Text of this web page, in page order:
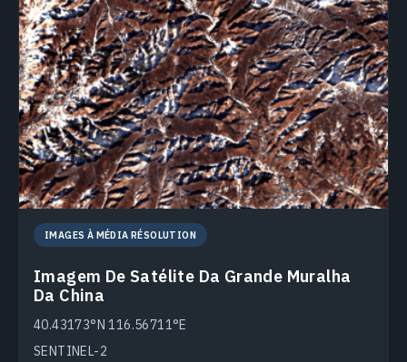
IMAGES À MÉDIA RÉSOLUTION
Imagem De Satélite Da Grande Muralha
Da China
40.43173°N 116.56711°E
SENTINEL-2